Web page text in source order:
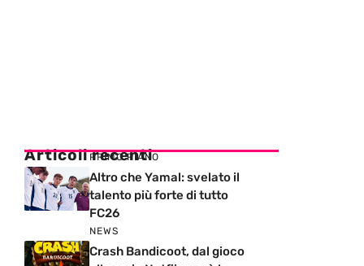
Articoli recenti
PRIMO PIANO
Altro che Yamal: svelato il
talento più forte di tutto
FC26
NEWS
Crash Bandicoot, dal gioco